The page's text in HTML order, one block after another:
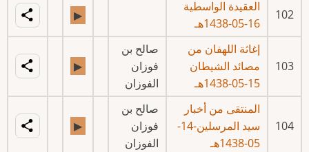
102
العقيدة الواسطية
16-05-1438هـ
▶
103
إغاثة اللهفان من
مصائد الشيطان
15-05-1438هـ
صالح بن
فوزان
الفوزان
▶
104
المنتقى من أخبار
سيد المرسلين-14-
05-1438هـ
صالح بن
فوزان
الفوزان
▶